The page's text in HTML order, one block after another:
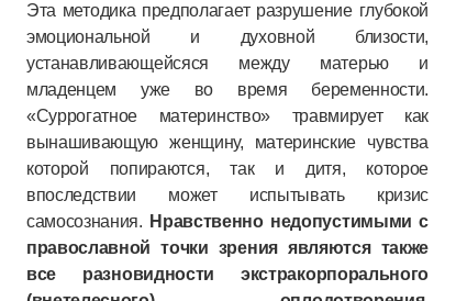
Эта методика предполагает разрушение глубокой
эмоциональной и духовной близости,
устанавливающейсяся между матерью и
младенцем уже во время беременности.
«Суррогатное материнство» травмирует как
вынашивающую женщину, материнские чувства
которой попираются, так и дитя, которое
впоследствии может испытывать кризис
самосознания. Нравственно недопустимыми с
православной точки зрения являются также
все разновидности экстракорпорального